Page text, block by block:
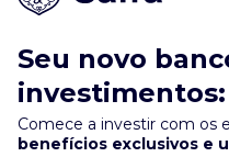
Seu novo
Comece a investir com os
benefícios exclusivos e